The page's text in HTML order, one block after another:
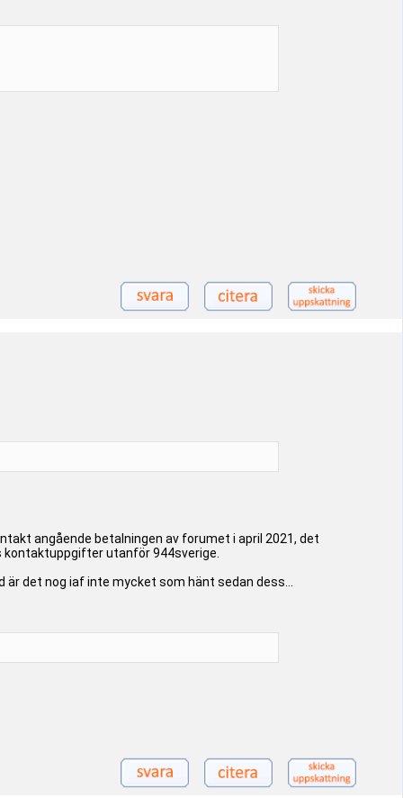
angående betalningen av forumet i april 2021, det
kontaktuppgifter utanför 944sverige.
det nog iaf inte mycket som hänt sedan dess...